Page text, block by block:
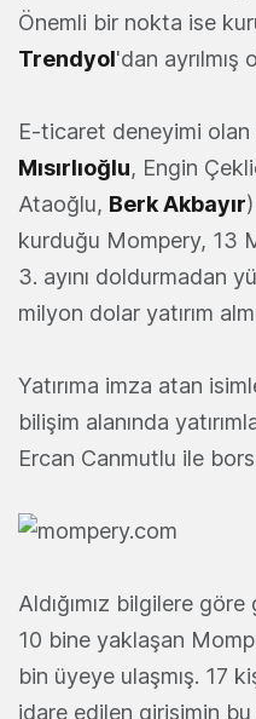
Önemli bir nokta ise
Trendyol'dan ayrılmış
E-ticaret deneyimi
Mısırlıoğlu, Engin
Ataoğlu, Berk Akbayır
kurduğu Mompery, 13
3. ayını doldurmadan
milyon dolar yatırım
Yatırıma imza atan
bilişim alanında
Ercan Canmutlu ile
Aldığımız bilgilere
10 bine yaklaşan
bin üyeye ulaşmış. 17
idare edilen girişimin bu